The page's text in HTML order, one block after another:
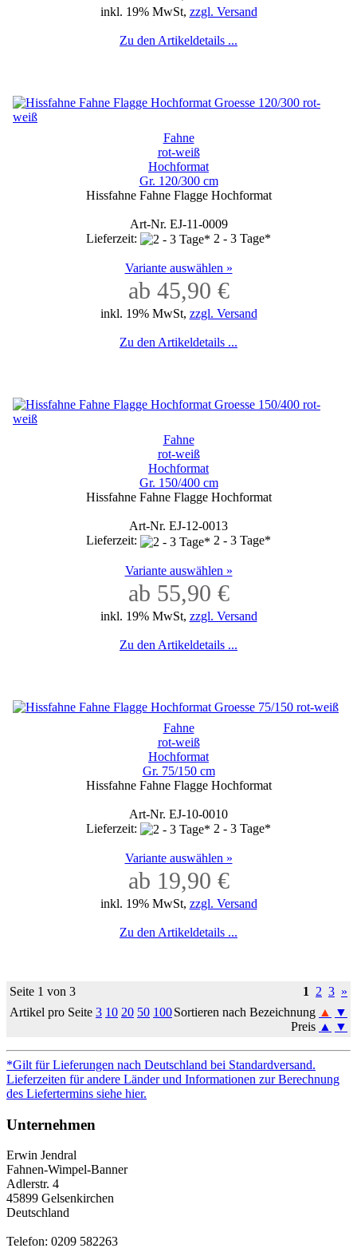
inkl. 19% MwSt, zzgl. Versand
Zu den Artikeldetails ...
Fahne
rot-weiß
Hochformat
Gr. 120/300 cm
Hissfahne Fahne Flagge Hochformat
Art-Nr. EJ-11-0009
Lieferzeit:
2 - 3 Tage*
Variante auswählen »
ab 45,90 €
inkl. 19% MwSt, zzgl. Versand
Zu den Artikeldetails ...
Fahne
rot-weiß
Hochformat
Gr. 150/400 cm
Hissfahne Fahne Flagge Hochformat
Art-Nr. EJ-12-0013
Lieferzeit:
2 - 3 Tage*
Variante auswählen »
ab 55,90 €
inkl. 19% MwSt, zzgl. Versand
Zu den Artikeldetails ...
Fahne
rot-weiß
Hochformat
Gr. 75/150 cm
Hissfahne Fahne Flagge Hochformat
Art-Nr. EJ-10-0010
Lieferzeit:
2 - 3 Tage*
Variante auswählen »
ab 19,90 €
inkl. 19% MwSt, zzgl. Versand
Zu den Artikeldetails ...
Seite 1 von 3 1 2 3 »
Artikel pro Seite 3 10 20 50 100Sortieren nach Bezeichnung ▲
▼
Preis ▲ ▼
*Gilt für Lieferungen nach Deutschland bei Standardversand.
Lieferzeiten für andere Länder und Informationen zur Berechnung
des Liefertermins siehe hier.
Unternehmen
Erwin Jendral
Fahnen-Wimpel-Banner
Adlerstr. 4
45899 Gelsenkirchen
Deutschland
Telefon: 0209 582263